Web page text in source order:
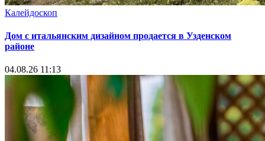
Калейдоскоп
Дом с итальянским дизайном продается в Узденском
районе
04.08.26 11:13